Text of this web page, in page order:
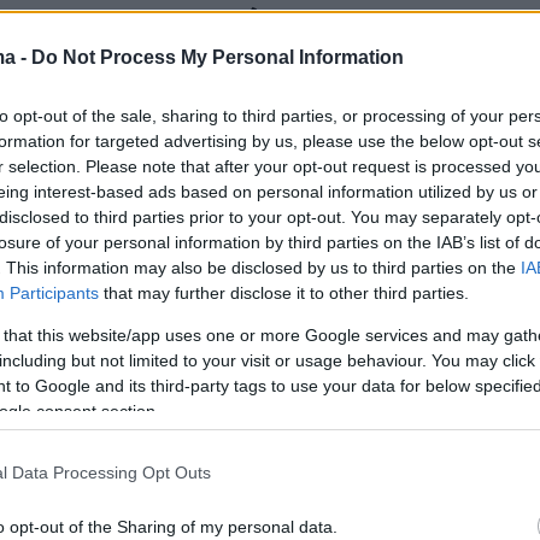
- Do Not Process My Personal Information
opt-out of the sale, sharing to third parties, or processing of your
for targeted advertising by us, please use the below opt-out
selection. Please note that after your opt-out request is processed
interest-based ads based on personal information utilized by us
to third parties prior to your opt-out. You may separately
of your personal information by third parties on the IAB’s list of
This information may also be disclosed by us to third parties on the
Participants that may further disclose it to other third parties.
that this website/app uses one or more Google services and may
but not limited to your visit or usage behaviour. You may
to Google and its third-party tags to use your data for below
consent section.
Data Processing Opt Outs
opt-out of the Sharing of my personal data.
και στο... στοίχημα
την απονομή των Όσκαρ, η ταινία «The
κινηματογραφιστές ζητούν
το ελληνικό σινεμά με
στον Γιώργο Λάνθιμο»
του βίντεο ταξιδεύει μέχρι την παραλια της
στην ομώνυμη ταινία του Γιώργου
ότι «όσο θα δοξάζεις το ελληνικό
16